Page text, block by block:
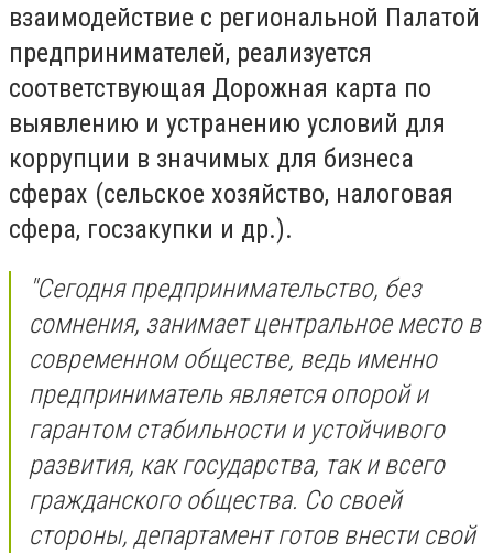
взаимодействие с региональной Палатой
предпринимателей, реализуется
соответствующая Дорожная карта по
выявлению и устранению условий для
коррупции в значимых для бизнеса
сферах (сельское хозяйство, налоговая
сфера, госзакупки и др.).
"Сегодня предпринимательство, без
сомнения, занимает центральное место в
современном обществе, ведь именно
предприниматель является опорой и
гарантом стабильности и устойчивого
развития, как государства, так и всего
гражданского общества. Со своей
стороны, департамент готов внести свой